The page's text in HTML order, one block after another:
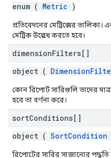
enum ( Metric )
প্রতিবেদনের মেট্রিক্সের
মেট্রিক উল্লেখ করতে হবে।
dimensionFilters[]
object (
কোন রিপোর্ট সারিগুলি তাদের
হবে তা বর্ণনা করে।
sortConditions[]
object ( SortCondition
রিপোর্টের সারির সাজানোর